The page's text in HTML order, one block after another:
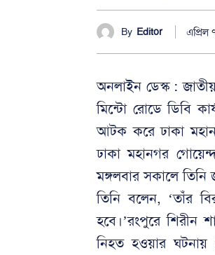
By Editor
অনলাইন ডেস্ক :
মিন্টো রোডে ডিবি
আটক করে ঢাকা
ঢাকা মহানগর
মঙ্গলবার সকালে
তিনি বলেন, ‘তাঁর
হবে।’রংপুরে শিরীন
নিহত হওয়ার ঘটনায়